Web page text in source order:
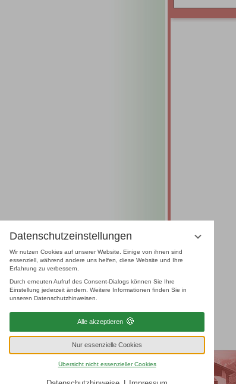
Datenschutzeinstellungen
Wir nutzen Cookies auf unserer Website. Einige von ihnen sind
essenziell, während andere uns helfen, diese Website und Ihre
Erfahrung zu verbessern.
Durch erneuten Aufruf des Consent-Dialogs können Sie Ihre
Einstellung jederzeit ändern. Weitere Informationen finden Sie in
unseren Datenschutzhinweisen.
Alle akzeptieren
Nur essenzielle Cookies
Übersicht nicht essenzieller Cookies